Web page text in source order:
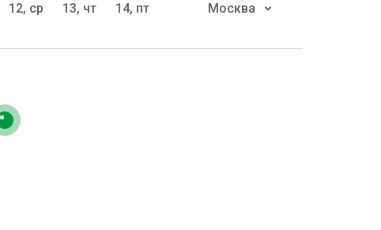
12, ср 13, чт 14, пт Москва